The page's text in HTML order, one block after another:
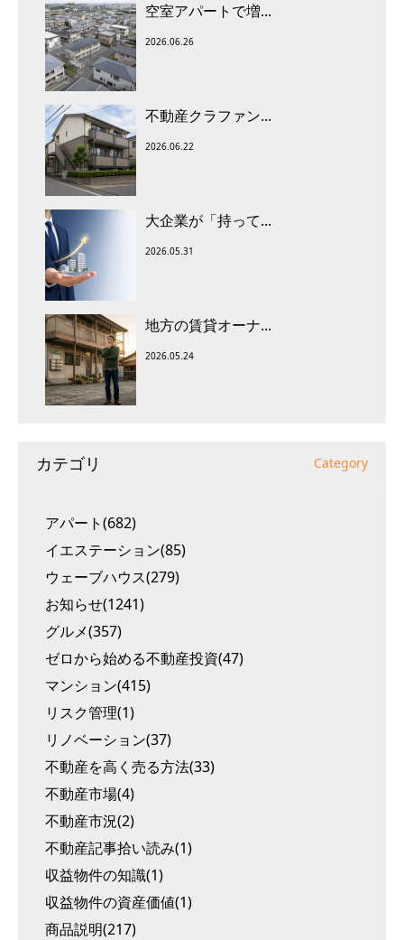
空室アパートで増...
2026.06.26
不動産クラファン...
2026.06.22
大企業が「持って...
2026.05.31
地方の賃貸オーナ...
2026.05.24
カテゴリ Category
アパート(682)
イエステーション(85)
ウェーブハウス(279)
お知らせ(1241)
グルメ(357)
ゼロから始める不動産投資(47)
マンション(415)
リスク管理(1)
リノベーション(37)
不動産を高く売る方法(33)
不動産市場(4)
不動産市況(2)
不動産記事拾い読み(1)
収益物件の知識(1)
収益物件の資産価値(1)
商品説明(217)